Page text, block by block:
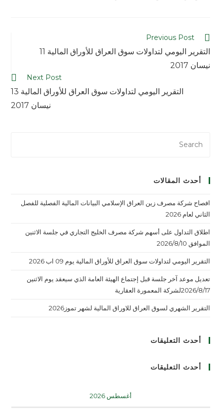
Previous Post
التقرير اليومي لتداولات سوق العراق للأوراق المالية 11
نيسان 2017
Next Post
التقرير اليومي لتداولات سوق العراق للأوراق المالية 13
نيسان 2017
أحدث المقالات
افصاح شركة مصرف زين العراق الإسلامي البيانات المالية الفصلية للفصل
الثاني لعام 2026
اطلاق التداول على أسهم شركة مصرف الخليج التجاري في جلسة الاثنين
الموافق 2026/8/10
التقرير اليومي لتداولات سوق العراق للأوراق المالية يوم 09 اب 2026
تعديل موعد آخر جلسة قبل إجتماع الهيئة العامة الذي سيعقد يوم الاثنين
2026/8/17لشركة المعمورة العقارية
التقرير الشهري لسوق العراق للاوراق المالية لشهر تموز2026
أحدث التعليقات
أحدث التعليقات
أغسطس 2026